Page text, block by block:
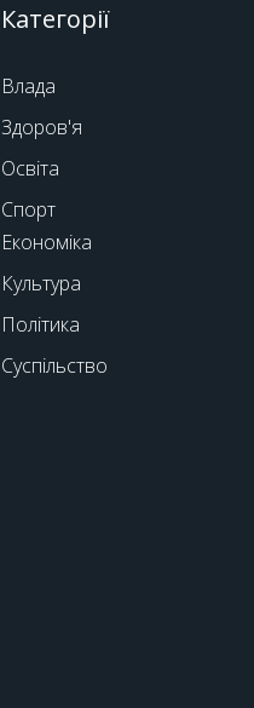
Категорії
Влада
Здоров'я
Освіта
Спорт
Економіка
Культура
Політика
Суспільство